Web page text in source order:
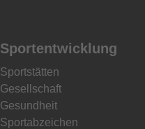
Sportentwicklung
Sportstätten
Gesellschaft
Gesundheit
Sportabzeichen